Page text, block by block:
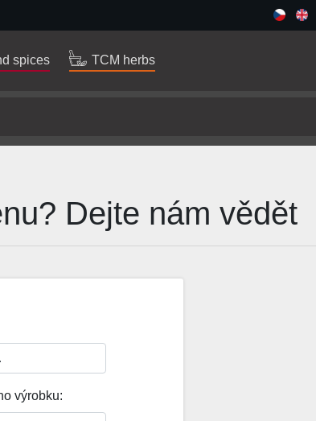
spices TCM herbs
Dejte nám vědět
výrobku: